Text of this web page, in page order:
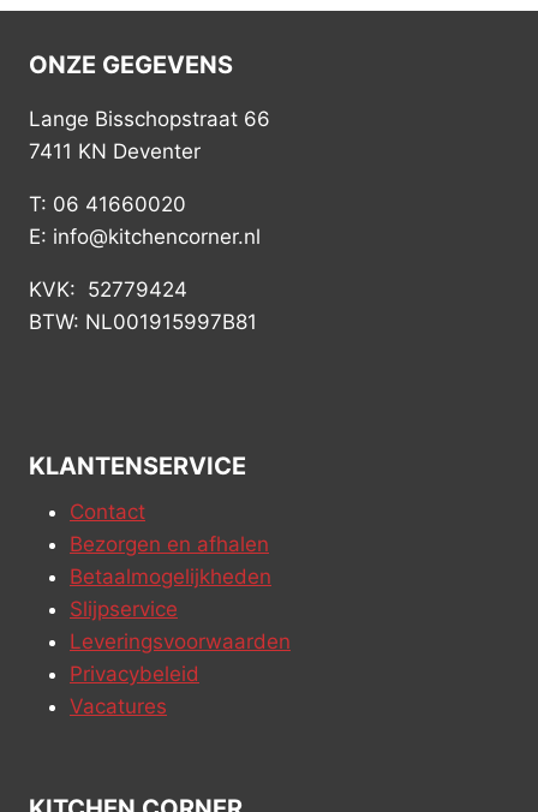
ONZE GEGEVENS
Lange Bisschopstraat 66
7411 KN Deventer
T: 06 41660020
E: info@kitchencorner.nl
KVK: 52779424
BTW: NL001915997B81
KLANTENSERVICE
Contact
Bezorgen en afhalen
Betaalmogelijkheden
Slijpservice
Leveringsvoorwaarden
Privacybeleid
Vacatures